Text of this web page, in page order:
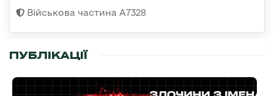
Військова частина А7328
ПУБЛІКАЦІЇ